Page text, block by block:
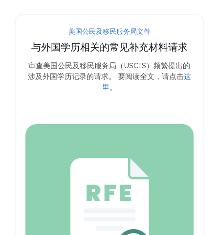
美国公民及移民服务局文件
与外国学历相关的常见补充材料请求
审查美国公民及移民服务局（USCIS）频繁提出的
涉及外国学历记录的请求。 要阅读全文，请点击这
里。